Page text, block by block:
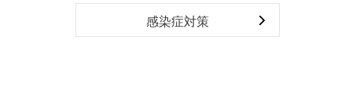
感染症対策